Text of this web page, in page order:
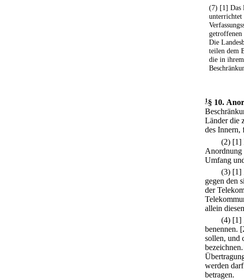
(7) [1] Das
unterrichtet
getroffenen
Die
teilen dem
die in
1§ 10.
Länder die
des Innern,
(2) [1]
Anordnung
Umfang
(3) [1]
gegen den
der
allein
(4) [1]
benennen.
sollen, und
bezeichnen.
werden
betragen.